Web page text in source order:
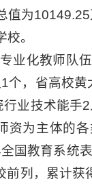
为
。
业化教师队
，省高校
业技术能手
为主体的
国教育系统
列，累计